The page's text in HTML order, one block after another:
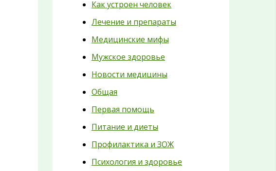
Как устроен человек
Лечение и препараты
Медицинские мифы
Мужское здоровье
Новости медицины
Общая
Первая помощь
Питание и диеты
Профилактика и ЗОЖ
Психология и здоровье